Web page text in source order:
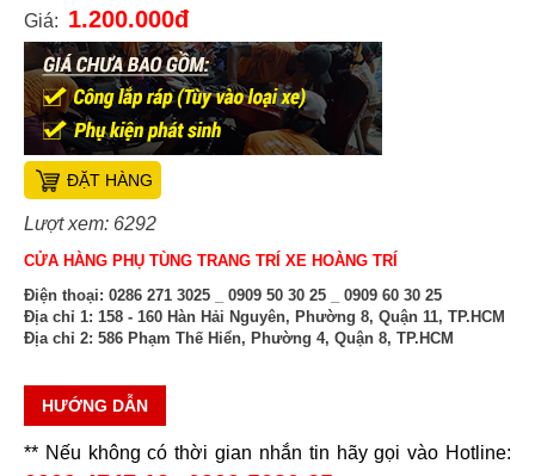
Giá: 1.200.000đ
ĐẶT HÀNG
Lượt xem: 6292
CỬA HÀNG PHỤ TÙNG TRANG TRÍ XE HOÀNG TRÍ
Điện thoại: 0286 271 3025 _ 0909 50 30 25 _ 0909 60 30 25
Địa chỉ 1: 158 - 160 Hàn Hải Nguyên, Phường 8, Quận 11, TP.HCM
Địa chỉ 2: 586 Phạm Thế Hiển, Phường 4, Quận 8, TP.HCM
HƯỚNG DẪN
** Nếu không có thời gian nhắn tin hãy gọi vào Hotline: